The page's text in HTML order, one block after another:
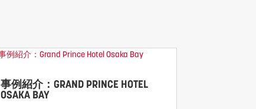
事例紹介：GRAND PRINCE HOTEL
OSAKA BAY